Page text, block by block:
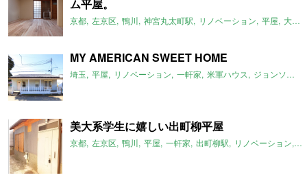
ム平屋。
京都 左京区 鴨川 神宮丸太町駅 リノベーション 平屋 大文字山
MY AMERICAN SWEET HOME
埼玉 平屋 リノベーション 一軒家 米軍ハウス ジョンソンタウン
美大系学生に嬉しい出町柳平屋
京都 左京区 鴨川 平屋 一軒家 出町柳駅 リノベーション